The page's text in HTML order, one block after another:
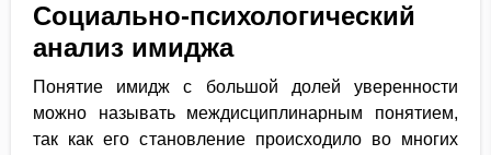
Социально-психологический
анализ имиджа
Понятие имидж с большой долей уверенности
можно называть междисциплинарным понятием,
так как его становление происходило во многих